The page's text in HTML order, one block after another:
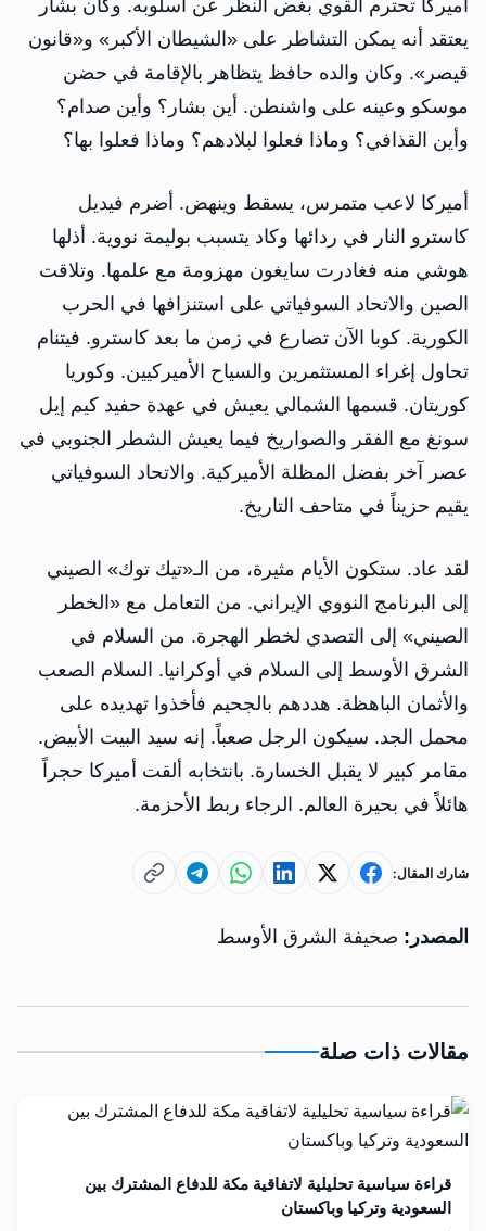
أميركا تحترم القوي بغض النظر عن أسلوبه. وكان بشار
يعتقد أنه يمكن التشاطر على «الشيطان الأكبر» و«قانون
قيصر». وكان والده حافظ يتظاهر بالإقامة في حضن
موسكو وعينه على واشنطن. أين بشار؟ وأين صدام؟
وأين القذافي؟ وماذا فعلوا لبلادهم؟ وماذا فعلوا بها؟
أميركا لاعب متمرس، يسقط وينهض. أضرم فيديل
كاسترو النار في ردائها وكاد يتسبب بوليمة نووية. أذلها
هوشي منه فغادرت سايغون مهزومة مع علمها. وتلاقت
الصين والاتحاد السوفياتي على استنزافها في الحرب
الكورية. كوبا الآن تصارع في زمن ما بعد كاسترو. فيتنام
تحاول إغراء المستثمرين والسياح الأميركيين. وكوريا
كوريتان. قسمها الشمالي يعيش في عهدة حفيد كيم إيل
سونغ مع الفقر والصواريخ فيما يعيش الشطر الجنوبي في
عصر آخر بفضل المظلة الأميركية. والاتحاد السوفياتي
يقيم حزيناً في متاحف التاريخ.
لقد عاد. ستكون الأيام مثيرة، من الـ«تيك توك» الصيني
إلى البرنامج النووي الإيراني. من التعامل مع «الخطر
الصيني» إلى التصدي لخطر الهجرة. من السلام في
الشرق الأوسط إلى السلام في أوكرانيا. السلام الصعب
والأثمان الباهظة. هددهم بالجحيم فأخذوا تهديده على
محمل الجد. سيكون الرجل صعباً. إنه سيد البيت الأبيض.
مقامر كبير لا يقبل الخسارة. بانتخابه ألقت أميركا حجراً
هائلاً في بحيرة العالم. الرجاء ربط الأحزمة.
شارك المقال:
المصدر: صحيفة الشرق الأوسط
مقالات ذات صلة
قراءة سياسية تحليلية لاتفاقية مكة للدفاع المشترك بين
السعودية وتركيا وباكستان